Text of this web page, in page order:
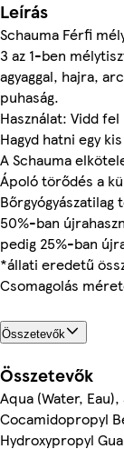
Leírás
Schauma Férfi
3 az 1-ben
agyaggal, hajra,
puhaság.
Használat: Vidd
Hagyd hatni egy
A Schauma
Ápoló törődés a
50%-ban
pedig 25%-ban
*állati eredetű
Csomagolás
Összetevők
Összetevők
Aqua (Water,
Cocamidopropyl
Hydroxypropyl